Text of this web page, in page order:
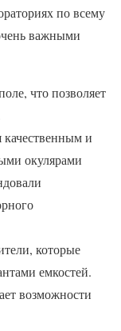
по всему
важными
что позволяет
качественным и
окулярами
которые
емкостей.
возможности